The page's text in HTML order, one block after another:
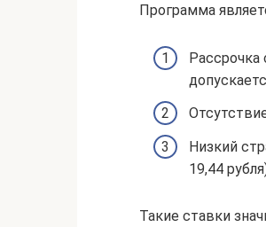
Программа
Низкий
19,44
Такие ставки